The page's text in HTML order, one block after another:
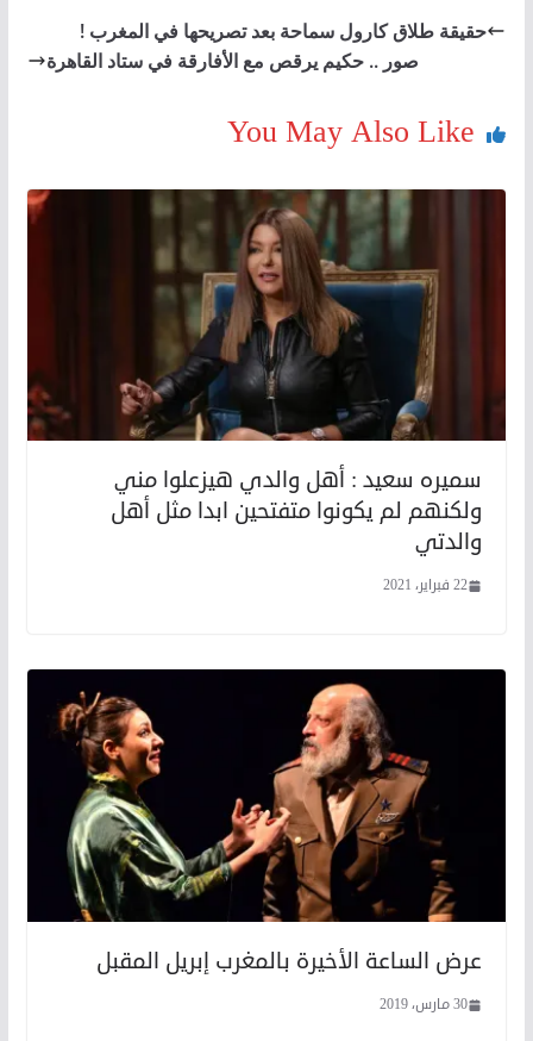
حقيقة طلاق كارول سماحة بعد تصريحها في المغرب !
صور .. حكيم يرقص مع الأفارقة في ستاد القاهرة
You May Also Like
سميره سعيد : أهل والدي هيزعلوا مني
ولكنهم لم يكونوا متفتحين ابدا مثل أهل
والدتي
22 فبراير، 2021
عرض الساعة الأخيرة بالمغرب إبريل المقبل
30 مارس، 2019